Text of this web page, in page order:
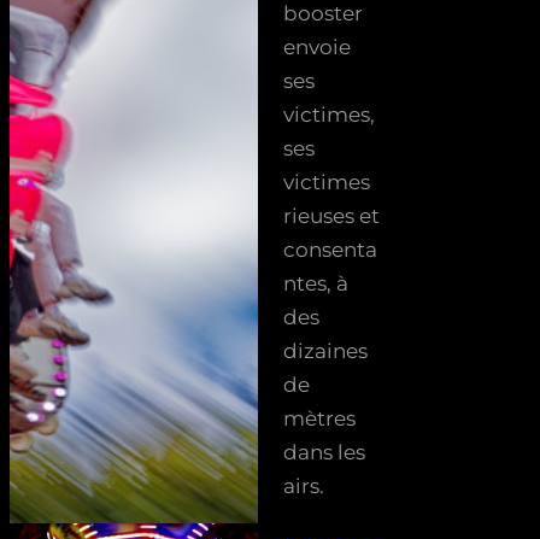
booster
envoie
ses
victimes,
ses
victimes
rieuses et
consenta
ntes, à
des
dizaines
de
mètres
dans les
airs.